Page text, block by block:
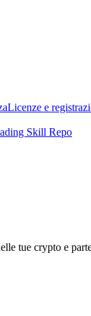
Licenze e
Skill Repo
tue crypto e